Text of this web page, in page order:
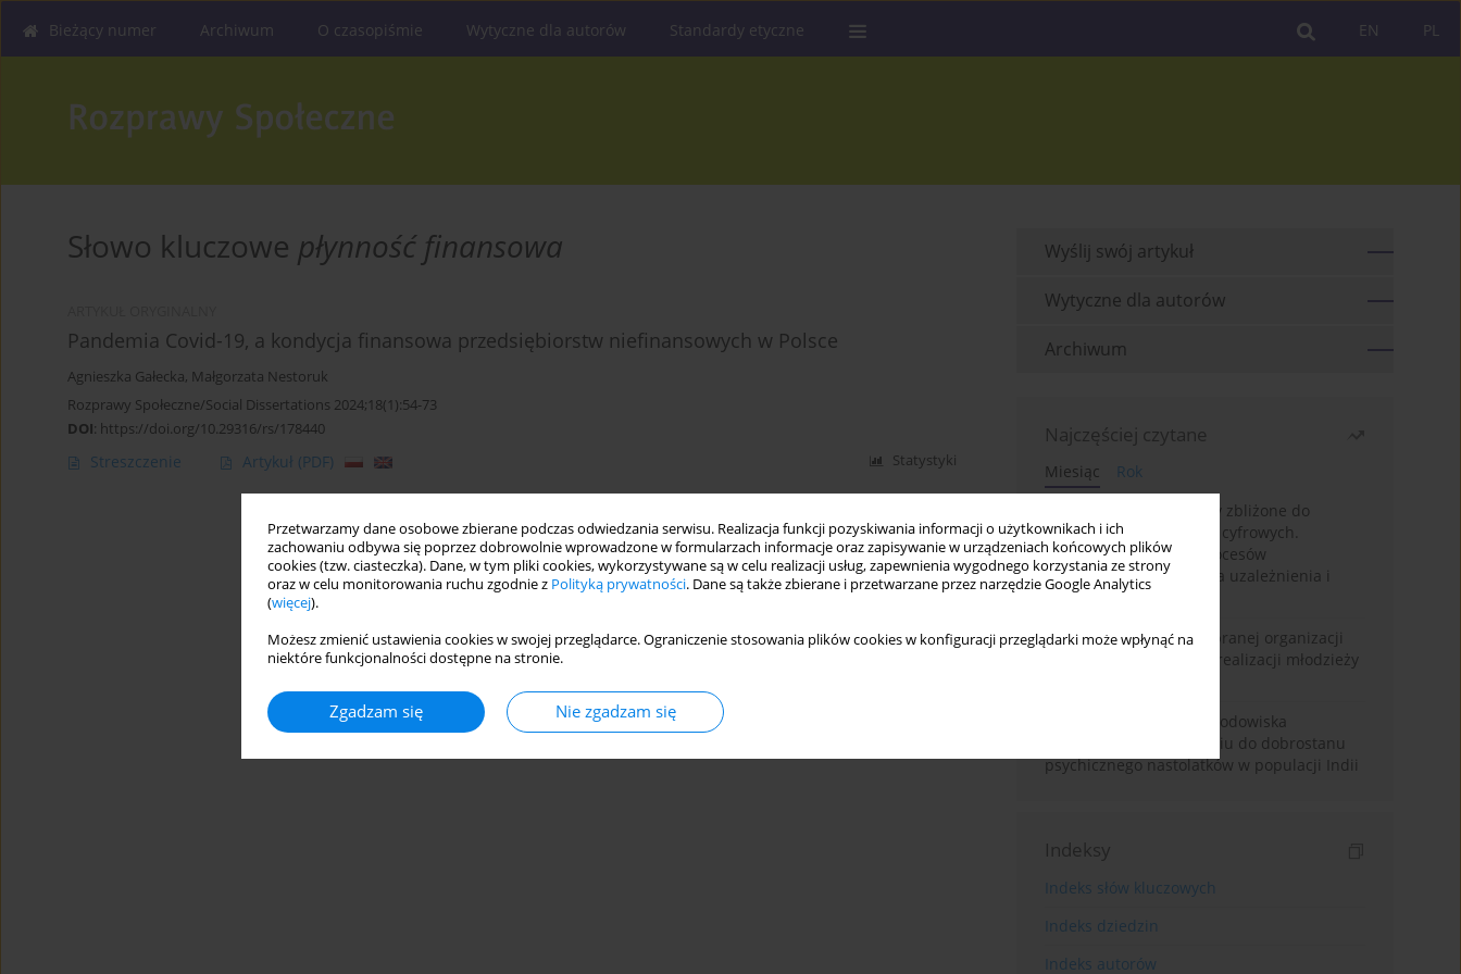
Przetwarzamy dane osobowe zbierane podczas odwiedzania serwisu. Realizacja funkcji pozyskiwania informacji o użytkownikach i ich
zachowaniu odbywa się poprzez dobrowolnie wprowadzone w formularzach informacje oraz zapisywanie w urządzeniach końcowych plików
cookies (tzw. ciasteczka). Dane, w tym pliki cookies, wykorzystywane są w celu realizacji usług, zapewnienia wygodnego korzystania ze strony
oraz w celu monitorowania ruchu zgodnie z Polityką prywatności. Dane są także zbierane i przetwarzane przez narzędzie Google Analytics
(więcej).
Możesz zmienić ustawienia cookies w swojej przeglądarce. Ograniczenie stosowania plików cookies w konfiguracji przeglądarki może wpłynąć na
niektóre funkcjonalności dostępne na stronie.
Zgadzam się Nie zgadzam się
PL
EN
Bieżący numer Archiwum O czasopiśmie Wytyczne dla autorów Standardy etyczne
Słowo kluczowe płynność finansowa
Pandemia Covid-19, a kondycja finansowa przedsiębiorstw niefinansowych w Polsce
Agnieszka Gałecka, Małgorzata Nestoruk
Rozprawy Społeczne/Social Dissertations 2024;18(1):54-73
DOI: https://doi.org/10.29316/rs/178440
Streszczenie Artykuł (PDF) Statystyki
Wyślij swój artykuł
Wytyczne dla autorów
Archiwum
Najczęściej czytane
Miesiąc
Rok
Loot boxy – mechanizmy zbliżone do
hazardu ukryte w grach cyfrowych.
Narracyjny przegląd procesów
psychologicznych, ryzyka uzależnienia i
regulacji prawnych
Znaczenie wsparcia wybranej organizacji
pozarządowej dla samorealizacji młodzieży
Badanie osobowości i środowiska
rodzinnego w odniesieniu do dobrostanu
psychicznego nastolatków w populacji Indii
Indeksy
Indeks słów kluczowych
Indeks dziedzin
Indeks autorów